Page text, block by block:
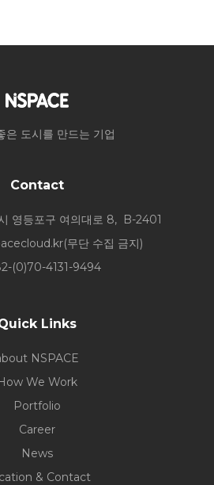
은 도시를 만드는 기업
Contact
영등포구 여의대로 8, B-2401
(무단 수집 금지)
(0)70-4131-9494
Links
NSPACE
We Work
Portfolio
Career
News
& Contact